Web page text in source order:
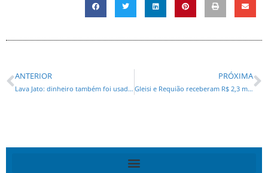
ANTERIOR
Lava Jato: dinheiro também foi usado para pagar chantagem de ex-amante
PRÓXIMA
Gleisi e Requião receberam R$ 2,3 milhões das empresas do ‘Petrolão’